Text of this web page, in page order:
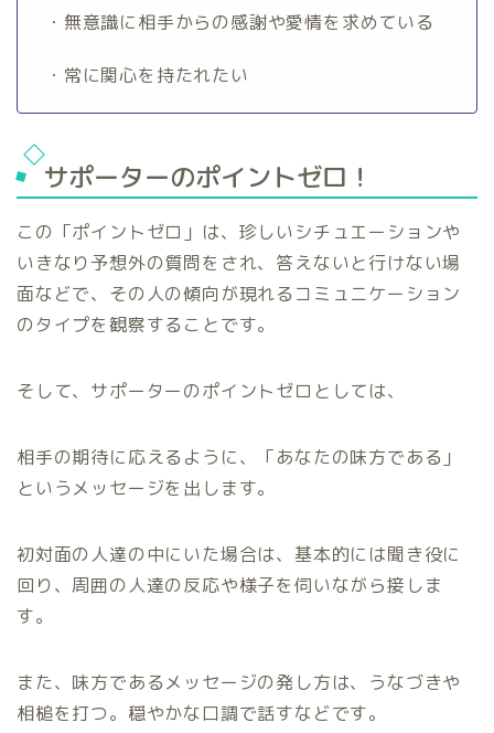
・無意識に相手からの感謝や愛情を求めている
・常に関心を持たれたい
サポーターのポイントゼロ！
この「ポイントゼロ」は、珍しいシチュエーションや
いきなり予想外の質問をされ、答えないと行けない場
面などで、その人の傾向が現れるコミュニケーション
のタイプを観察することです。
そして、サポーターのポイントゼロとしては、
相手の期待に応えるように、「あなたの味方である」
というメッセージを出します。
初対面の人達の中にいた場合は、基本的には聞き役に
回り、周囲の人達の反応や様子を伺いながら接しま
す。
また、味方であるメッセージの発し方は、うなづきや
相槌を打つ。穏やかな口調で話すなどです。